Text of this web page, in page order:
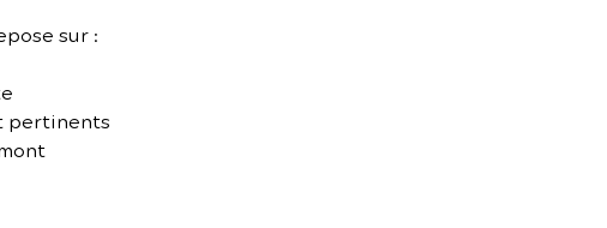
sur :
pertinents